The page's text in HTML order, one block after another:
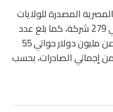
المصدرة للولايات
المتحدة في عام 2021 حوالي 279 شركة، كما بلغ عدد
الشركات التي تزيد صادراتها عن مليون دولار حوالي 55
صادراتها 84% من إجمالي الصادرات، بحسب